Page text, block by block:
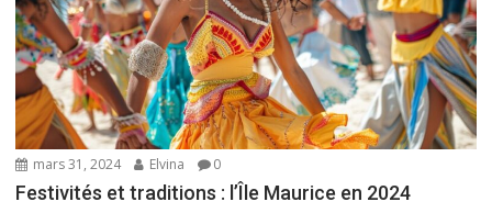
mars 31, 2024 Elvina 0
Festivités et traditions : l’Île Maurice en 2024